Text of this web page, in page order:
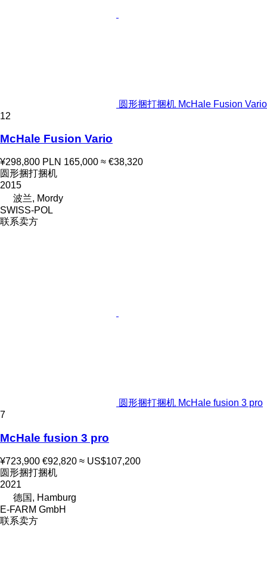
圆形捆打捆机 McHale Fusion Vario
12
McHale Fusion Vario
¥298,800 PLN 165,000 ≈ €38,320
圆形捆打捆机
2015
波兰, Mordy
SWISS-POL
联系卖方
圆形捆打捆机 McHale fusion 3 pro
7
McHale fusion 3 pro
¥723,900 €92,820 ≈ US$107,200
圆形捆打捆机
2021
德国, Hamburg
E-FARM GmbH
联系卖方